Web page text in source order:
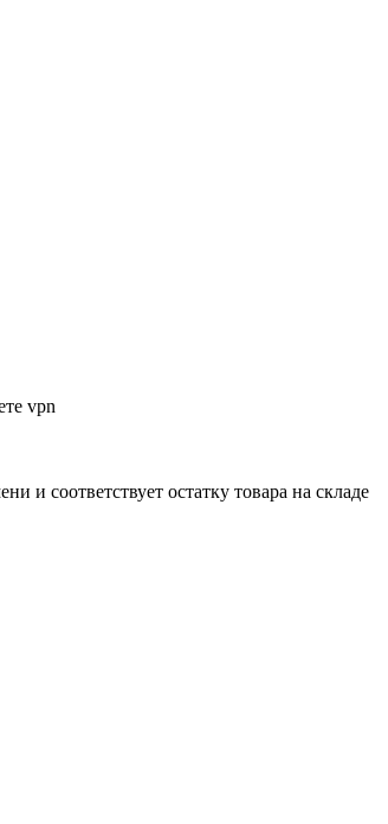
vpn
и соответствует остатку товара на складе